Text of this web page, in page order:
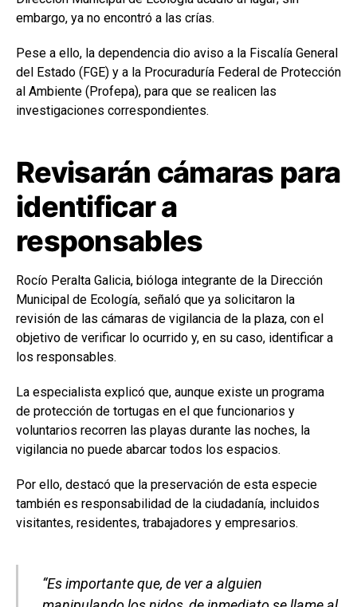
embargo, ya no encontró a las crías.
Pese a ello, la dependencia dio aviso a la Fiscalía General
del Estado (FGE) y a la Procuraduría Federal de Protección
al Ambiente (Profepa), para que se realicen las
investigaciones correspondientes.
Revisarán cámaras para
identificar a
responsables
Rocío Peralta Galicia, bióloga integrante de la Dirección
Municipal de Ecología, señaló que ya solicitaron la
revisión de las cámaras de vigilancia de la plaza, con el
objetivo de verificar lo ocurrido y, en su caso, identificar a
los responsables.
La especialista explicó que, aunque existe un programa
de protección de tortugas en el que funcionarios y
voluntarios recorren las playas durante las noches, la
vigilancia no puede abarcar todos los espacios.
Por ello, destacó que la preservación de esta especie
también es responsabilidad de la ciudadanía, incluidos
visitantes, residentes, trabajadores y empresarios.
“Es importante que, de ver a alguien